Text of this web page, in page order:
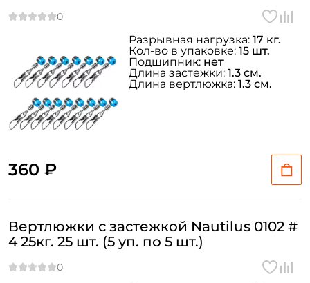
360 ₽
Разрывная нагрузка: 17 кг.
Кол-во в упаковке: 15 шт.
Подшипник: нет
Длина застежки: 1.3 см.
Длина вертлюжка: 1.3 см.
Вертлюжки с застежкой Nautilus 0102 #
4 25кг. 25 шт. (5 уп. по 5 шт.)